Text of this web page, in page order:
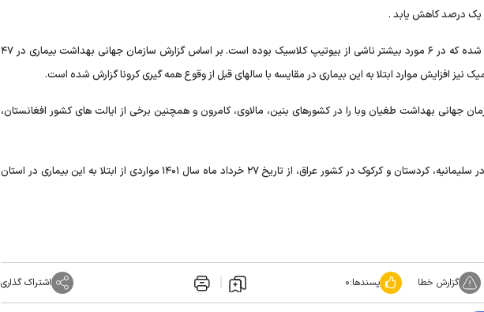
یک درصد کاهش یابد .
تا کنون هفت همه گیری وبا در دنیا ثبت شده که در ۶ مورد بیشتر ناشی از بیوتیپ کلاسیک بوده است. بر اساس گزارش سازمان جهانی بهداشت بیماری در ۴۷
نیز افزایش موارد ابتلا به این بیماری در مقایسه با سالهای قبل از وقوع همه گیری کرونا گزارش شده است.
تا کنون سازمان جهانی بهداشت طغیان وبا را در کشورهای بنین، مالاوی، کامرون و همچنین برخی از ایالت های کشور افغانستان،
در سال جاری به دنبال وقوع طغیان وبا در سلیمانیه، کردستان و کرکوک در کشور عراق، از تاریخ ۲۷ خرداد ماه سال ۱۴۰۱ مواردی از ابتلا به این بیماری در استان
گزارش خطا پسندها:۰ اشتراک گذاری